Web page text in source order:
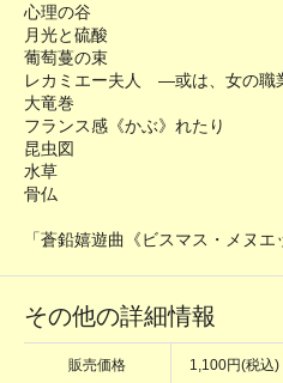
心理の谷
月光と硫酸
葡萄蔓の束
レカミエー夫人 ―或は、女の職
大竜巻
フランス感《かぶ》れたり
昆虫図
水草
骨仏
「蒼鉛嬉遊曲《ビスマス・メヌエ
その他の詳細情報
販売価格 1,100円(税込)